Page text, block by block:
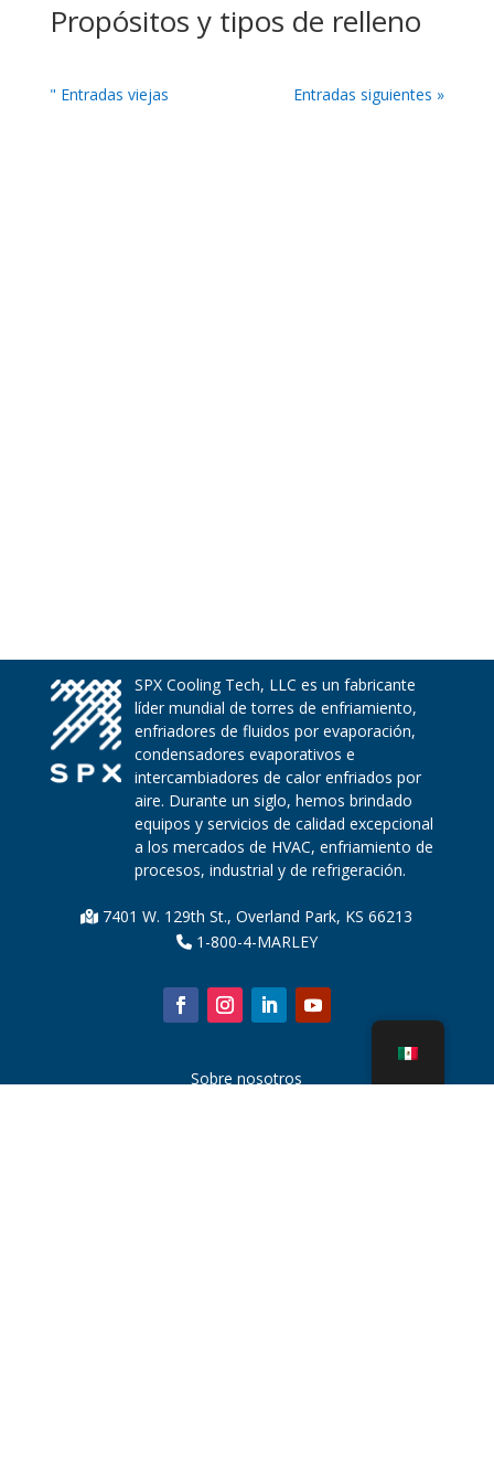
Propósitos y tipos de relleno
" Entradas viejas Entradas siguientes »
SPX Cooling Tech, LLC es un fabricante
líder mundial de torres de enfriamiento,
enfriadores de fluidos por evaporación,
condensadores evaporativos e
intercambiadores de calor enfriados por
aire. Durante un siglo, hemos brindado
equipos y servicios de calidad excepcional
a los mercados de HVAC, enfriamiento de
procesos, industrial y de refrigeración.
7401 W. 129th St., Overland Park, KS 66213
1-800-4-MARLEY
Sobre nosotros